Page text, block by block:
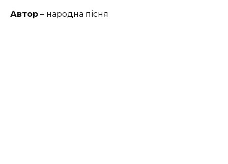
Автор – народна пісня